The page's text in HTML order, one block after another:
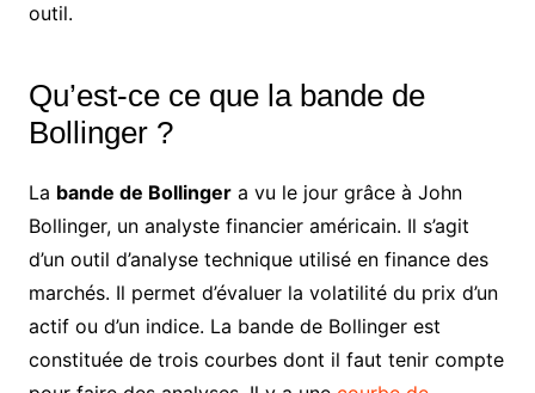
outil.
Qu’est-ce ce que la bande de
Bollinger ?
La bande de Bollingera vu le jour grâce à John
Bollinger, un analyste financier américain. Il s’agit
d’un outil d’analyse technique utilisé en finance des
marchés. Il permet d’évaluer la volatilité du prix d’un
actif ou d’un indice. La bande de Bollinger est
constituée de trois courbes dont il faut tenir compte